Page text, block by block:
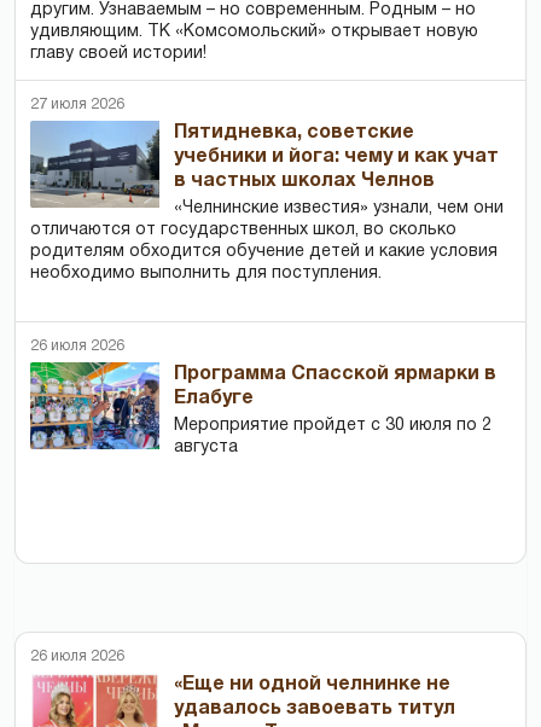
другим. Узнаваемым – но современным. Родным – но
удивляющим. ТК «Комсомольский» открывает новую
главу своей истории!
27 июля 2026
Пятидневка, советские
учебники и йога: чему и как учат
в частных школах Челнов
«Челнинские известия» узнали, чем они
отличаются от государственных школ, во сколько
родителям обходится обучение детей и какие условия
необходимо выполнить для поступления.
26 июля 2026
Программа Спасской ярмарки в
Елабуге
Мероприятие пройдет с 30 июля по 2
августа
26 июля 2026
«Еще ни одной челнинке не
удавалось завоевать титул